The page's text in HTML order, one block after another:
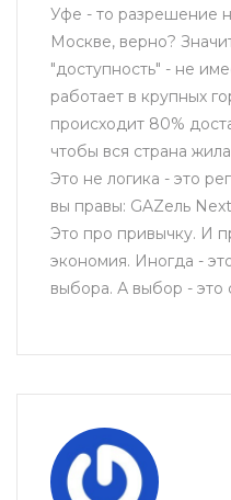
Уфе - то разрешение
Москве, верно?
"доступность" - не
работает в крупных
происходит 80%
чтобы вся страна
Это не логика - это
вы правы: GAZель
Это про привычку. И
экономия. Иногда -
выбора. А выбор - это